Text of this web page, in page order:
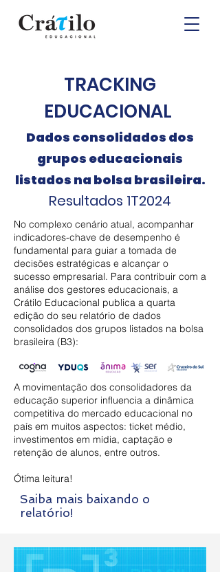
TRACKING
EDUCACIONAL
Dados consolidados dos
grupos educacionais
listados na bolsa brasileira.
Resultados 1T2024
No complexo cenário atual, acompanhar
indicadores-chave de desempenho é
fundamental para guiar a tomada de
decisões estratégicas e alcançar o
sucesso empresarial. Para contribuir com a
análise dos gestores educacionais, a
Crátilo Educacional publica a quarta
edição do seu relatório de dados
consolidados dos grupos listados na bolsa
brasileira (B3):
A movimentação dos consolidadores da
educação superior influencia a dinâmica
competitiva do mercado educacional no
país em muitos aspectos: ticket médio,
investimentos em mídia, captação e
retenção de alunos, entre outros.
Ótima leitura!
Saiba mais baixando o
relatório!